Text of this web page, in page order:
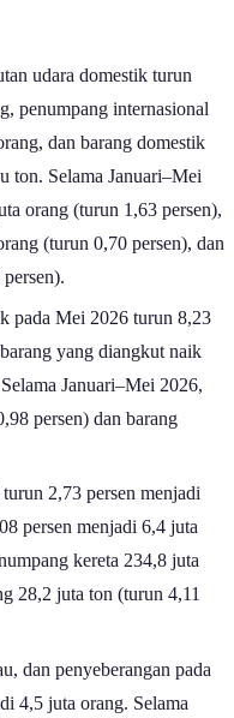
udara domestik turun
penumpang internasional
dan barang domestik
ton. Selama Januari–Mei
orang (turun 1,63 persen),
(turun 0,70 persen), dan
pada Mei 2026 turun 8,23
yang diangkut naik
Januari–Mei 2026,
persen) dan barang
2,73 persen menjadi
persen menjadi 6,4 juta
kereta 234,8 juta
28,2 juta ton (turun 4,11
dan penyeberangan pada
4,5 juta orang. Selama